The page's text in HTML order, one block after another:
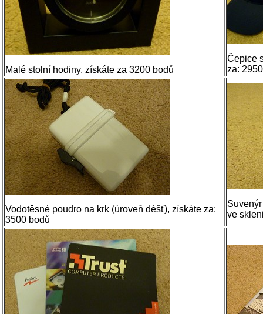
Malé stolní hodiny, získáte za 3200 bodů
Čepice
za:
Vodotěsné poudro na krk (úroveň déšť), získáte za:
3500 bodů
ve